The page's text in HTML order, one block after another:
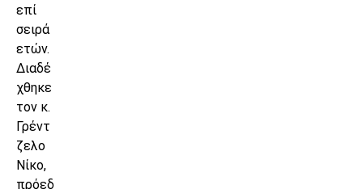
επί
σειρά
ετών.
Διαδέ
χθηκε
τον κ.
Γρέντ
ζελο
Νίκο,
πρόεδ